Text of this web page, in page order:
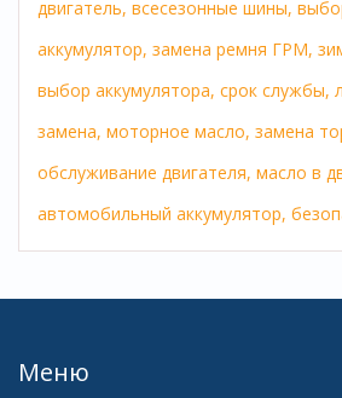
двигатель, всесезонные шины,
аккумулятор, замена ремня ГРМ,
выбор аккумулятора, срок службы,
замена, моторное масло, замена
обслуживание двигателя, масло в
автомобильный аккумулятор,
Меню